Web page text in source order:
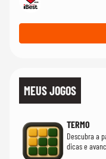
MEUS JOGOS
TERMO
Descubra a
dicas e